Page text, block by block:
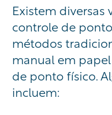
Existem diversas
controle de
métodos
manual em
de ponto físico.
incluem: